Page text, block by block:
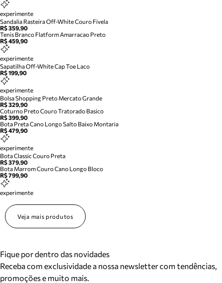
experimente
Sandalia Rasteira Off-White Couro Fivela
R$ 359,90
Tenis Branco Flatform Amarracao Preto
R$ 459,90
experimente
Sapatilha Off-White Cap Toe Laco
R$ 199,90
experimente
Bolsa Shopping Preto Mercato Grande
R$ 329,90
Coturno Preto Couro Tratorado Basico
R$ 399,90
Bota Preta Cano Longo Salto Baixo Montaria
R$ 479,90
experimente
Bota Classic Couro Preta
R$ 379,90
Bota Marrom Couro Cano Longo Bloco
R$ 799,90
experimente
Veja mais produtos
Fique por dentro das novidades
Receba com exclusividade a nossa newsletter com tendências,
promoções e muito mais.